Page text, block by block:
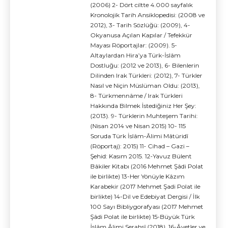
(2006) 2- Dört ciltte 4.000 sayfalık
Kronolojik Tarih Ansiklopedisi: (2008 ve
2012), 3- Tarih Sözlüğü: (2009), 4-
Okyanusa Açılan Kapılar / Tefekkür
Mayası Röportajlar: (2009). 5-
Altaylardan Hira’ya Türk-İslâm
Dostluğu: (2012 ve 2013), 6- Bilenlerin
Dilinden Irak Türkleri: (2012), 7- Türkler
Nasıl ve Niçin Müslüman Oldu: (2013),
8- Türkmennâme / Irak Türkleri
Hakkında Bilmek İstediğiniz Her Şey:
(2013). 9- Türklerin Muhteşem Tarihi:
(Nisan 2014 ve Nisan 2015) 10- 115
Soruda Türk İslâm-Âlimi Mâtüridî
(Röportaj): 2015) 11- Cihad – Gazi –
Şehid: Kasım 2015. 12-Yavuz Bülent
Bâkiler Kitabı (2016 Mehmet Şâdi Polat
ile birlikte) 13-Her Yönüyle Kâzım
Karabekir (2017 Mehmet Şadi Polat ile
birlikte) 14-Dil ve Edebiyat Dergisi / İlk
100 Sayı Bibliygorafyası (2017 Mehmet
Şâdi Polat ile birlikte) 15-Büyük Türk